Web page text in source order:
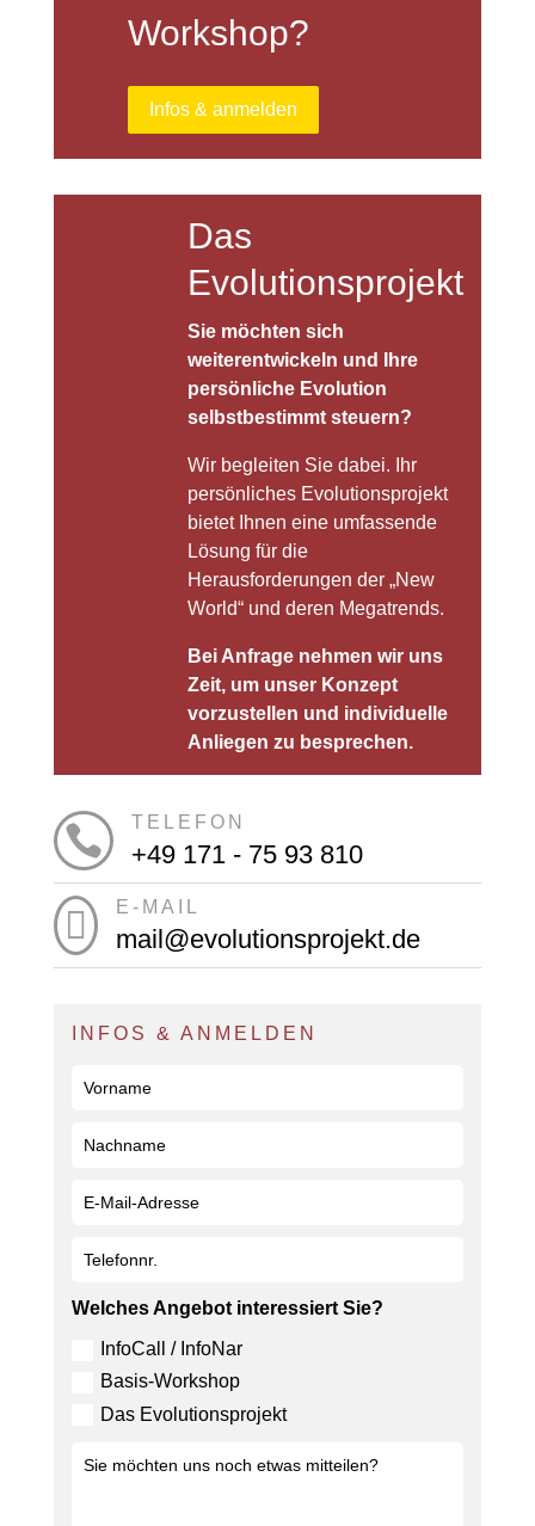
Workshop?
Infos & anmelden
Das
Evolutionsprojekt
Sie möchten sich
weiterentwickeln und Ihre
persönliche Evolution
selbstbestimmt steuern?
Wir begleiten Sie dabei. Ihr
persönliches Evolutionsprojekt
bietet Ihnen eine umfassende
Lösung für die
Herausforderungen der „New
World“ und deren Megatrends.
Bei Anfrage nehmen wir uns
Zeit, um unser Konzept
vorzustellen und individuelle
Anliegen zu besprechen.
 TELEFON
+49 171 - 75 93 810
 E-MAIL
mail@evolutionsprojekt.de
INFOS & ANMELDEN
Welches Angebot interessiert Sie?
InfoCall / InfoNar
Basis-Workshop
Das Evolutionsprojekt